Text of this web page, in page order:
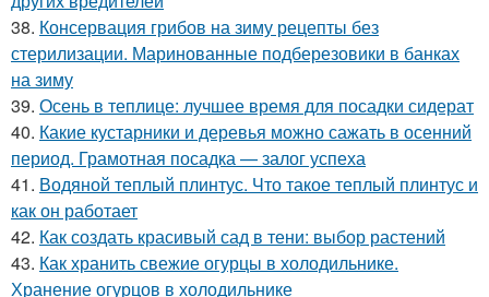
38. Консервация грибов на зиму рецепты без
стерилизации. Маринованные подберезовики в банках
на зиму
39. Осень в теплице: лучшее время для посадки сидерат
40. Какие кустарники и деревья можно сажать в осенний
период. Грамотная посадка — залог успеха
41. Водяной теплый плинтус. Что такое теплый плинтус и
как он работает
42. Как создать красивый сад в тени: выбор растений
43. Как хранить свежие огурцы в холодильнике.
Хранение огурцов в холодильнике